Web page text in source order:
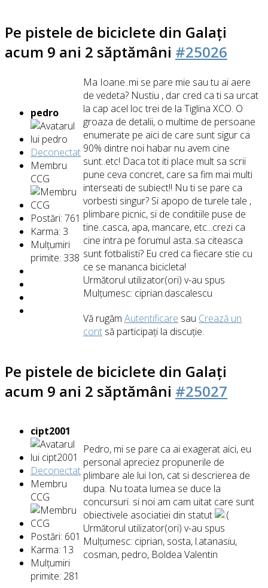
Pe pistele de biciclete din Galați
acum 9 ani 2 săptămâni #25026
pedro
Deconectat
Membru
CCG
Postări: 761
Karma: 3
Mulțumiri
primite: 338
Ma Ioane..mi se pare mie sau tu ai aere
de vedeta? Nustiu , dar cred ca ti sa urcat
la cap acel loc trei de la Tiglina XCO. O
groaza de detalii, o multime de persoane
enumerate pe aici de care sunt sigur ca
90% dintre noi habar nu avem cine
sunt..etc! Daca tot iti place mult sa scrii
pune ceva concret, care sa fim mai multi
interseati de subiect!! Nu ti se pare ca
vorbesti singur? Si apopo de turele tale ,
plimbare picnic, si de conditiile puse de
tine..casca, apa, mancare, etc...crezi ca
cine intra pe forumul asta..sa citeasca
sunt fotbalisti? Eu cred ca fiecare stie cu
ce se mananca bicicleta!
Următorul utilizator(ori) v-au spus
Mulțumesc: ciprian.dascalescu
Vă rugăm Autentificare sau Crează un
cont să participaţi la discuţie.
Pe pistele de biciclete din Galați
acum 9 ani 2 săptămâni #25027
cipt2001
Deconectat
Membru
CCG
Postări: 601
Karma: 13
Mulțumiri
primite: 281
Pedro, mi se pare ca ai exagerat aici, eu
personal apreciez propunerile de
plimbare ale lui Ion, cat si descrierea de
dupa. Nu toata lumea se duce la
concursuri. si noi am cam uitat care sunt
obiectivele asociatiei din statut
Următorul utilizator(ori) v-au spus
Mulțumesc: ciprian, sosta, l.atanasiu,
cosman, pedro, Boldea Valentin